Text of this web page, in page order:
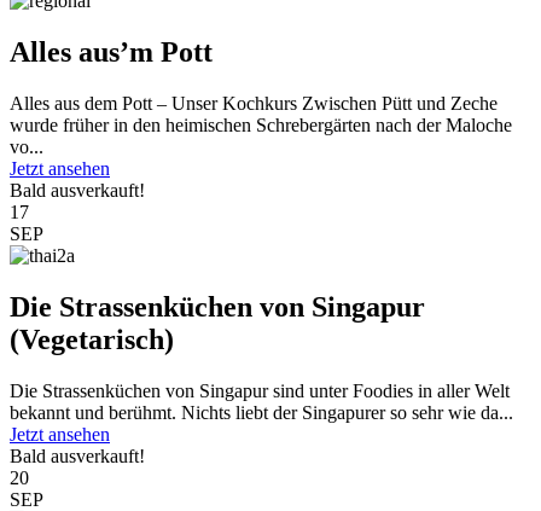
Alles aus’m Pott
Alles aus dem Pott – Unser Kochkurs Zwischen Pütt und Zeche
wurde früher in den heimischen Schrebergärten nach der Maloche
vo...
Jetzt ansehen
Bald ausverkauft!
17
SEP
Die Strassenküchen von Singapur
(Vegetarisch)
Die Strassenküchen von Singapur sind unter Foodies in aller Welt
bekannt und berühmt. Nichts liebt der Singapurer so sehr wie da...
Jetzt ansehen
Bald ausverkauft!
20
SEP